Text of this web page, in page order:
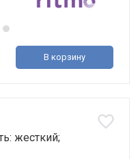
В корзину
жесткий;